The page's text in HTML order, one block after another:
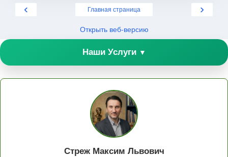
‹ ›
Главная страница
Открыть веб-версию
Наши Услуги ▼
Стреж Максим Львович